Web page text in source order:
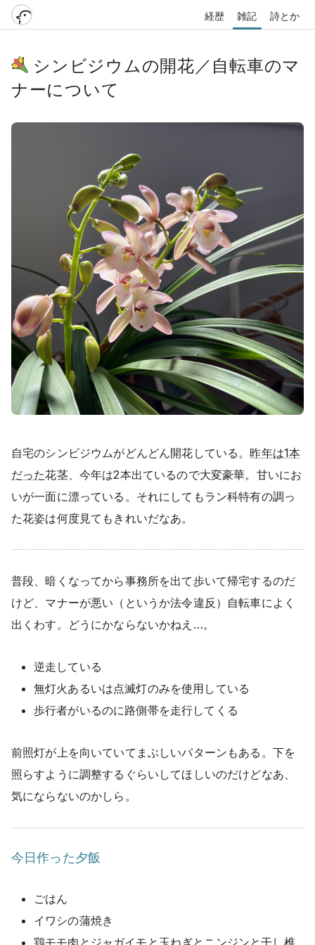
経歴 雑記 詩とか
シンビジウムの開花／自転車のマ
ナーについて
自宅のシンビジウムがどんどん開花している。 昨年は1本
だった花茎、今年は2本出ているので大変豪華。甘いにお
いが一面に漂っている。それにしてもラン科特有の調っ
た花姿は何度見てもきれいだなあ。
普段、暗くなってから事務所を出て歩いて帰宅するのだ
けど、マナーが悪い（というか法令違反）自転車によく
出くわす。どうにかならないかねえ…。
逆走している
無灯火あるいは点滅灯のみを使用している
歩行者がいるのに路側帯を走行してくる
前照灯が上を向いていてまぶしいパターンもある。下を
照らすように調整するぐらいしてほしいのだけどなあ、
気にならないのかしら。
今日作った夕飯
ごはん
イワシの蒲焼き